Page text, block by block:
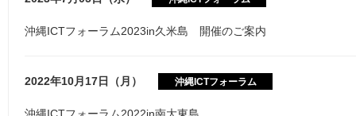
沖縄ICTフォーラム2023in久米島 開催のご案内
2022年10月17日（月） 沖縄ICTフォーラム